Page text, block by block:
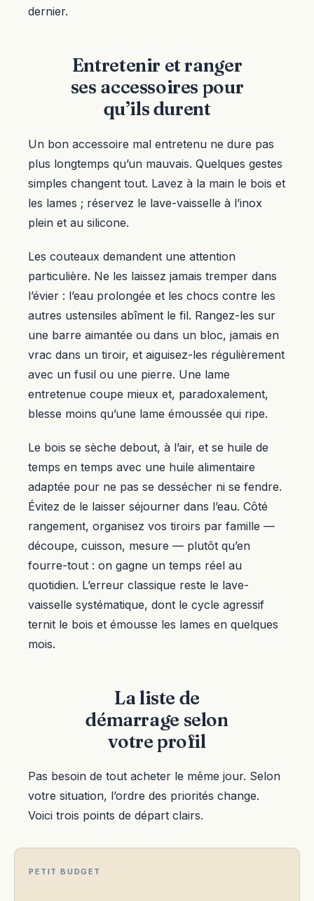
dernier.
Entretenir et ranger
ses accessoires pour
qu’ils durent
Un bon accessoire mal entretenu ne dure pas
plus longtemps qu’un mauvais. Quelques gestes
simples changent tout. Lavez à la main le bois et
les lames ; réservez le lave-vaisselle à l’inox
plein et au silicone.
Les couteaux demandent une attention
particulière. Ne les laissez jamais tremper dans
l’évier : l’eau prolongée et les chocs contre les
autres ustensiles abîment le fil. Rangez-les sur
une barre aimantée ou dans un bloc, jamais en
vrac dans un tiroir, et aiguisez-les régulièrement
avec un fusil ou une pierre. Une lame
entretenue coupe mieux et, paradoxalement,
blesse moins qu’une lame émoussée qui ripe.
Le bois se sèche debout, à l’air, et se huile de
temps en temps avec une huile alimentaire
adaptée pour ne pas se dessécher ni se fendre.
Évitez de le laisser séjourner dans l’eau. Côté
rangement, organisez vos tiroirs par famille —
découpe, cuisson, mesure — plutôt qu’en
fourre-tout : on gagne un temps réel au
quotidien. L’erreur classique reste le lave-
vaisselle systématique, dont le cycle agressif
ternit le bois et émousse les lames en quelques
mois.
La liste de
démarrage selon
votre profil
Pas besoin de tout acheter le même jour. Selon
votre situation, l’ordre des priorités change.
Voici trois points de départ clairs.
PETIT BUDGET